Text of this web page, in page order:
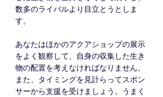
数多のライバルより目立とうとしま
す。
あなたはほかのアクアショップの展示
をよく観察して、自身の収集した生き
物の配置を考えなければなりません。
また、タイミングを見計らってスポン
サーから支援を受けましょう。うまく